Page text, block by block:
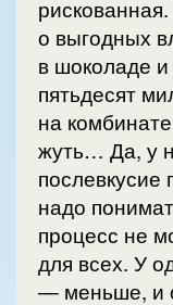
о выгодных
в шоколаде
пятьдесят
на
жуть… Да, у
послевкусие
надо
процесс не
для всех. У
— меньше, и